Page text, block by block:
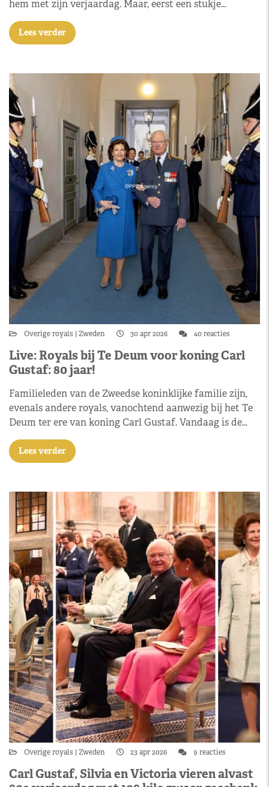
hem met zijn verjaardag. Maar, eerst een stukje…
Lees verder
Overige royals Zweden 30 apr 2026 40 reacties
Live: Royals bij Te Deum voor koning Carl
Gustaf: 80 jaar!
Familieleden van de Zweedse koninklijke familie zijn,
evenals andere royals, vanochtend aanwezig bij het Te
Deum ter ere van koning Carl Gustaf. Vandaag is de…
Lees verder
Overige royals Zweden 23 apr 2026 9 reacties
Carl Gustaf, Silvia en Victoria vieren alvast